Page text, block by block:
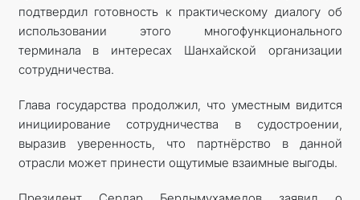
подтвердил готовность к практическому диалогу об
использовании этого многофункционального
терминала в интересах Шанхайской организации
сотрудничества.
Глава государства продолжил, что уместным видится
инициирование сотрудничества в судостроении,
выразив уверенность, что партнёрство в данной
отрасли может принести ощутимые взаимные выгоды.